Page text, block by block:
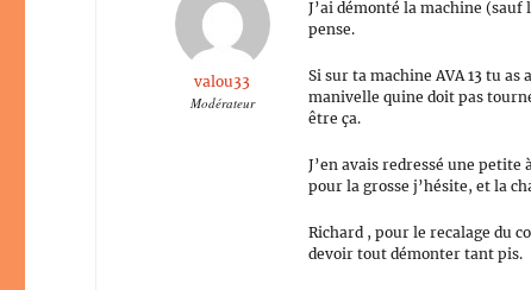
valou33
Modérateur
J’ai démonté la machine
pense.
Si sur ta machine AVA 13 tu as
manivelle quine doit pas
être ça.
J’en avais redressé une
pour la grosse j’hésite, et la
Richard , pour le recalage du
devoir tout démonter tant pis.